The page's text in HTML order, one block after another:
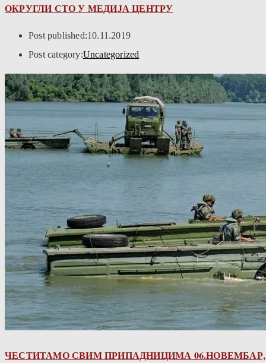
ОКРУГЛИ СТО У МЕДИЈА ЦЕНТРУ
Post published:10.11.2019
Post category:Uncategorized
ЧЕСТИТАМО СВИМ ПРИПАДНИЦИМА